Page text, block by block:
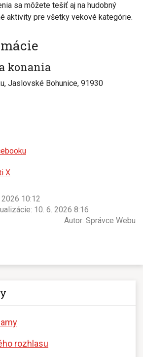
sa môžete tešiť aj na hudobný
aktivity pre všetky vekové kategórie.
konania
Jaslovské Bohunice, 91930
X
2026 10:12
10. 6. 2026 8:16
Autor: Správce Webu
rozhlasu